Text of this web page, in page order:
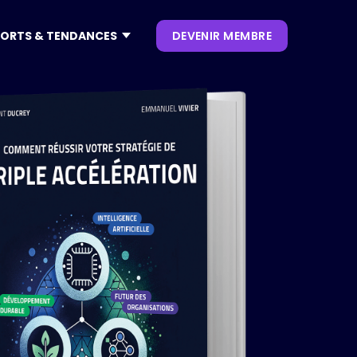
KEYNOTES
CES
VIVATECH
CLIENT
& TENDANCES
CONTENUS
LIVRES BLANCS
OUVRAGES
HUB LANDSCAPE :
CARTOGRAPHIE DES
OUTILS IA GÉNÉRATIVE
DEVENIR MEMBRE